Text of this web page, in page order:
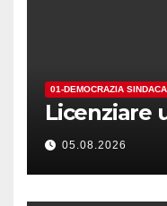
01-DEMOCRAZIA
Licenziare
05.08.2026